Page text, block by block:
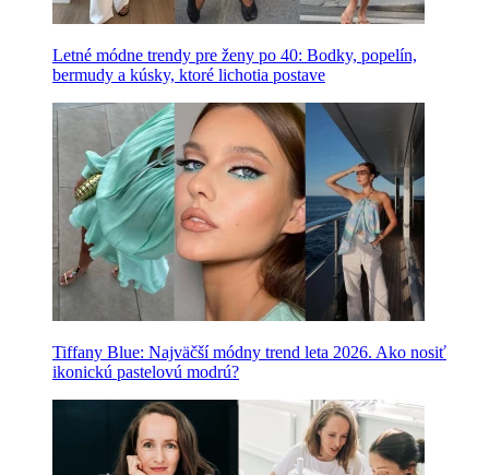
Letné módne trendy pre ženy po 40: Bodky, popelín,
bermudy a kúsky, ktoré lichotia postave
Tiffany Blue: Najväčší módny trend leta 2026. Ako nosiť
ikonickú pastelovú modrú?